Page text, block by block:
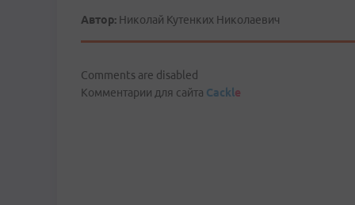
Автор: Николай Кутенких Николаевич
Comments are disabled
Комментарии для сайта Cackle